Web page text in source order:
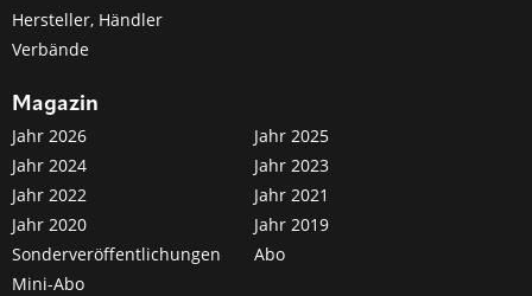
Hersteller, Händler
Verbände
Magazin
Jahr 2026
Jahr 2025
Jahr 2024
Jahr 2023
Jahr 2022
Jahr 2021
Jahr 2020
Jahr 2019
Sonderveröffentlichungen
Abo
Mini-Abo